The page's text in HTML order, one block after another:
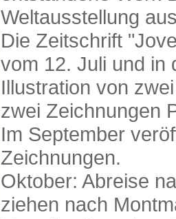
Weltausstellung
Die Zeitschrift
vom 12. Juli und in
Illustration von
zwei Zeichnungen
Im September
Zeichnungen.
Oktober: Abreise
ziehen nach